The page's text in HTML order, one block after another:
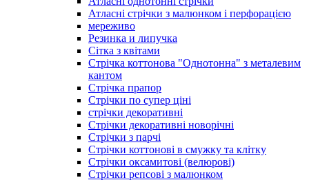
Атласні стрічки з малюнком і перфорацією
мереживо
Резинка и липучка
Сітка з квітами
Стрічка коттонова "Однотонна" з металевим
кантом
Стрічка прапор
Стрічки по супер ціні
стрічки декоративні
Стрічки декоративні новорічні
Стрічки з парчі
Стрічки коттонові в смужку та клітку
Стрічки оксамитові (велюрові)
Стрічки репсові з малюнком